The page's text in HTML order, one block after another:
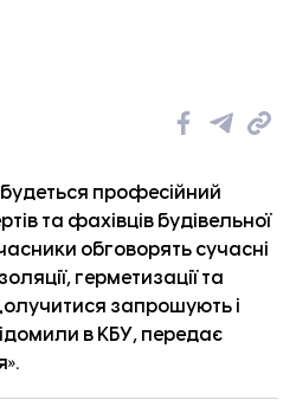
професійний
та фахівців будівельної
обговорять сучасні
герметизації та
запрошують і
в КБУ, передає